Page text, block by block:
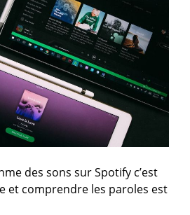
des sons sur Spotify c’est
et comprendre les paroles est